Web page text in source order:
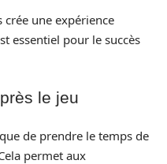
une expérience
essentiel pour le succès
le jeu
de prendre le temps de
permet aux